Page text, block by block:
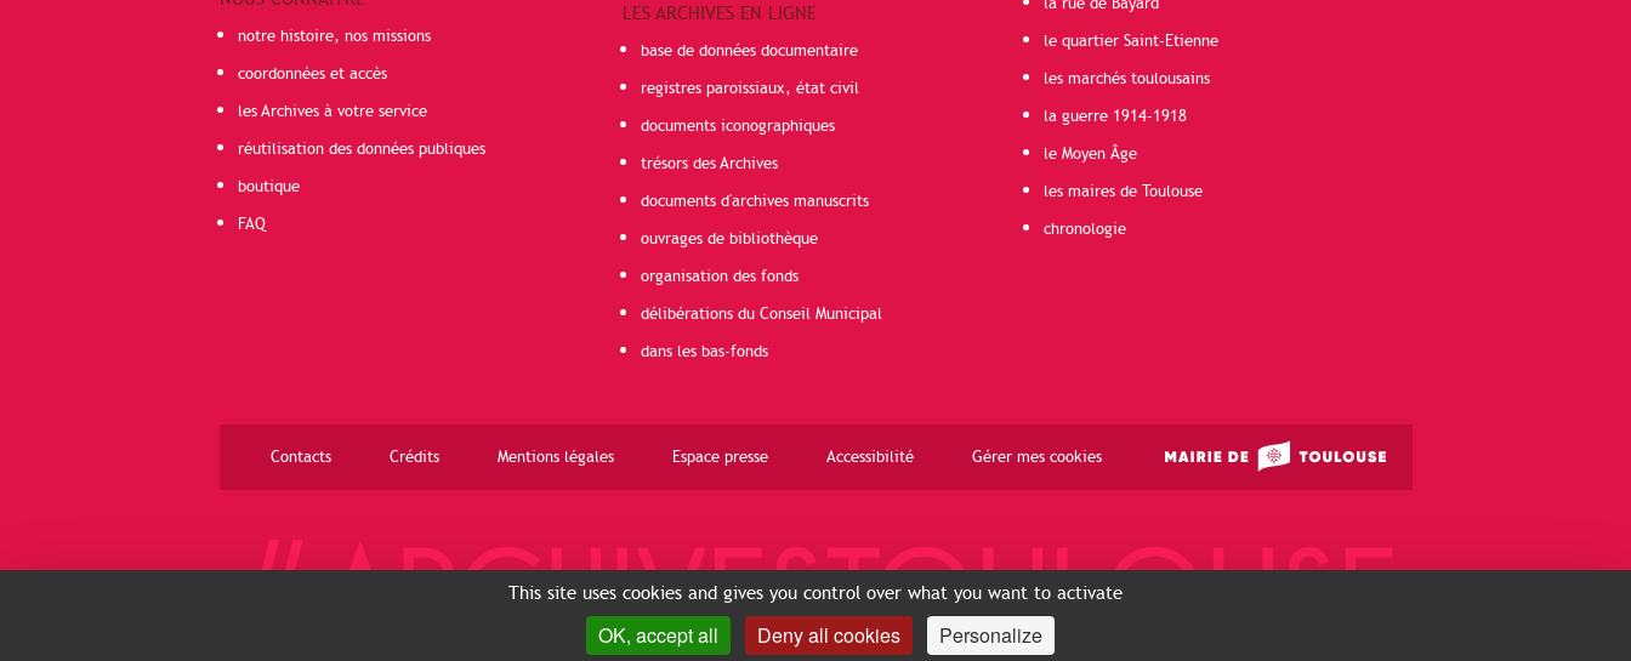
notre histoire, nos missions
coordonnées et accès
les Archives à votre service
réutilisation des données publiques
boutique
FAQ
LES ARCHIVES EN LIGNE
base de données documentaire
registres paroissiaux, état civil
documents iconographiques
trésors des Archives
documents d'archives manuscrits
ouvrages de bibliothèque
organisation des fonds
délibérations du Conseil Municipal
dans les bas-fonds
la rue de Bayard
le quartier Saint-Etienne
les marchés toulousains
la guerre 1914-1918
le Moyen Âge
les maires de Toulouse
chronologie
Contacts Crédits Mentions légales Espace presse Accessibilité Gérer mes cookies
This site uses cookies and gives you control over what you want to activate
OK, accept all Deny all cookies Personalize